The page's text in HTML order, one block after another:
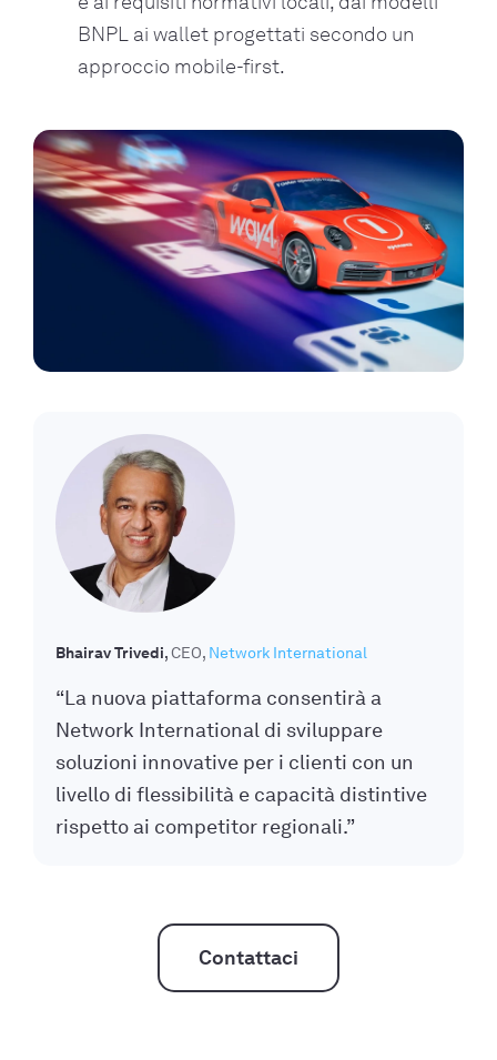
BNPL ai wallet progettati secondo un
approccio mobile-first.
Bhairav Trivedi CEO Network International
“La nuova piattaforma consentirà a
Network International di sviluppare
soluzioni innovative per i clienti con un
livello di flessibilità e capacità distintive
rispetto ai competitor regionali.”
Contattaci